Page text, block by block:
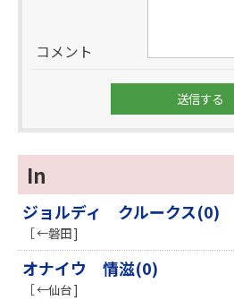
コメント
In
ジョルディ クルークス(0)
［ ←磐田 ]
オナイウ 情滋(0)
［ ←仙台 ]